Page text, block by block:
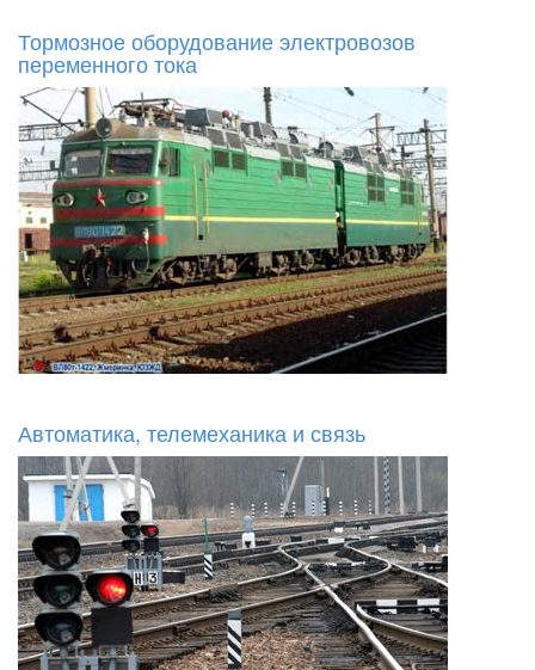
Тормозное оборудование электровозов
переменного тока
Автоматика, телемеханика и связь